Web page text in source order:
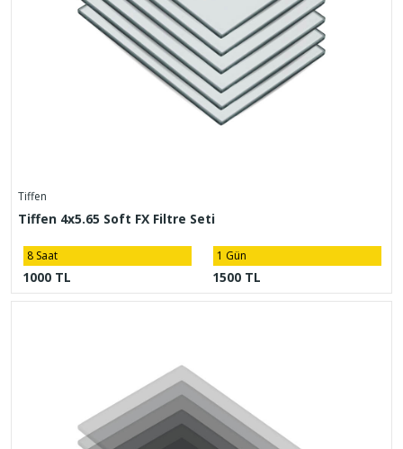
Tiffen
Tiffen 4x5.65 Soft FX Filtre Seti
8 Saat
1000 TL
1 Gün
1500 TL